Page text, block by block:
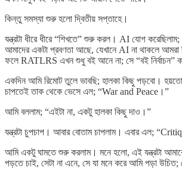
কিন্তু সমস্যা শুরু হলো দ্বিতীয় সপ্তাহে।
যন্ত্রটা ধীরে ধীরে “শিখতে” শুরু করল। AI যোগ করেছিলাম;
আমাদের একটা প্রবণতা আছে, যেখানে AI না থাকলে আমরা
ফলে RATLRS এখন শুধু বই আনে না; সে “বই নির্বাচন”
একদিন আমি রিমোট তুলে ভাবছি; হালকা কিছু পড়বো।
চাপতেই তাক থেকে ভেসে এল; “War and Peace।”
আমি বললাম; “এইটা না, একটু হালকা কিছু দাও।”
যন্ত্রটা চুপচাপ। আবার বোতাম চাপলাম। এবার এল;
আমি একটু ঘামতে শুরু করলাম। মনে হলো, এই যন্ত্রটা
পড়তে চাই, সেটা না এনে, সে যা মনে করে আমি পড়া উচিত;